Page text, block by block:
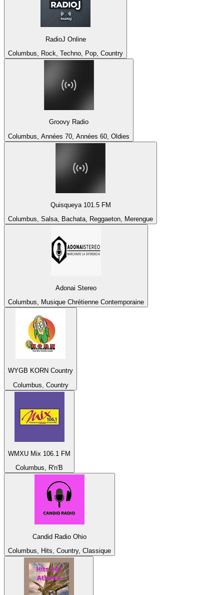
RadioJ Online
Columbus, Rock, Techno, Pop, Country
Groovy Radio
Columbus, Années 70, Années 60, Oldies
Quisqueya 101.5 FM
Columbus, Salsa, Bachata, Reggaeton, Merengue
Adonai Stereo
Columbus, Musique Chrétienne Contemporaine
WYGB KORN Country
Columbus, Country
WMXU Mix 106.1 FM
Columbus, R'n'B
Candid Radio Ohio
Columbus, Hits, Country, Classique